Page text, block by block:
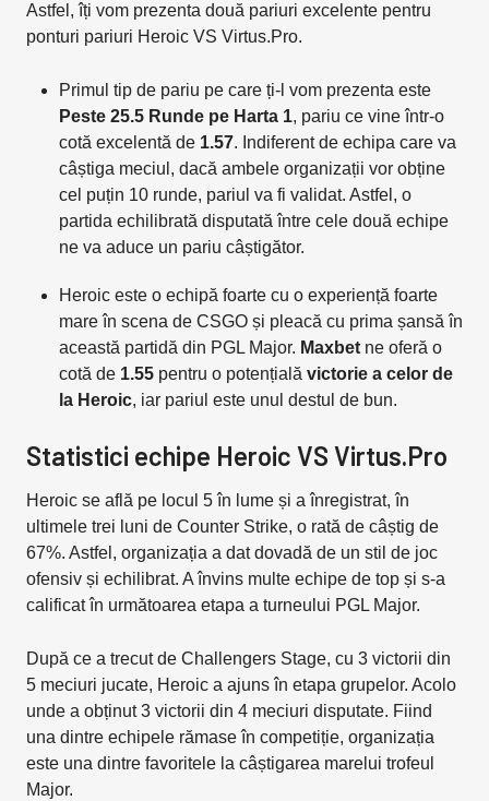
Astfel, îți vom prezenta două pariuri excelente pentru
ponturi pariuri Heroic VS Virtus.Pro.
Primul tip de pariu pe care ți-l vom prezenta este
Peste 25.5 Runde pe Harta 1, pariu ce vine într-o
cotă excelentă de 1.57. Indiferent de echipa care va
câștiga meciul, dacă ambele organizații vor obține
cel puțin 10 runde, pariul va fi validat. Astfel, o
partida echilibrată disputată între cele două echipe
ne va aduce un pariu câștigător.
Heroic este o echipă foarte cu o experiență foarte
mare în scena de CSGO și pleacă cu prima șansă în
această partidă din PGL Major. Maxbet ne oferă o
cotă de 1.55 pentru o potențială victorie a celor de
la Heroic, iar pariul este unul destul de bun.
Statistici echipe Heroic VS Virtus.Pro
Heroic se află pe locul 5 în lume și a înregistrat, în
ultimele trei luni de Counter Strike, o rată de câștig de
67%. Astfel, organizația a dat dovadă de un stil de joc
ofensiv și echilibrat. A învins multe echipe de top și s-a
calificat în următoarea etapa a turneului PGL Major.
După ce a trecut de Challengers Stage, cu 3 victorii din
5 meciuri jucate, Heroic a ajuns în etapa grupelor. Acolo
unde a obținut 3 victorii din 4 meciuri disputate. Fiind
una dintre echipele rămase în competiție, organizația
este una dintre favoritele la câștigarea marelui trofeul
Major.